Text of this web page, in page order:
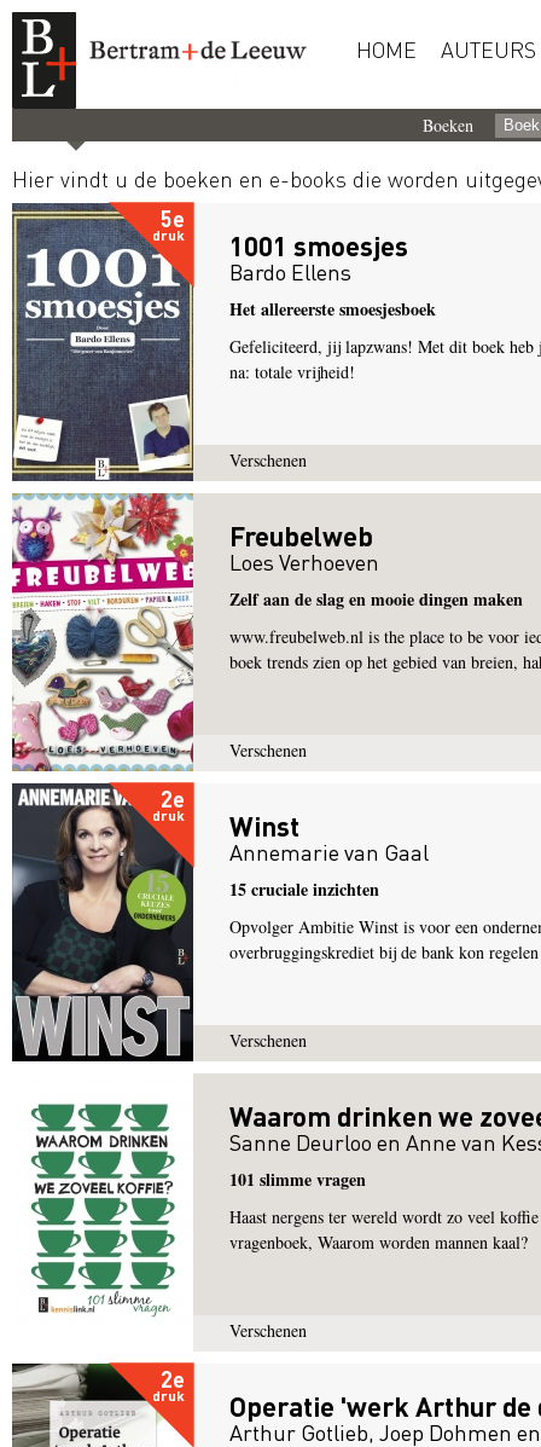
HOME AUTEURS
Boeken
Hier vindt u de boeken en e-books die worden
5e
druk 1001 smoesjes
Bardo Ellens
Het allereerste smoesjesboek
Gefeliciteerd, jij lapzwans! Met dit boek heb
na: totale vrijheid!
Verschenen
Freubelweb
Loes Verhoeven
Zelf aan de slag en mooie dingen maken
www.freubelweb.nl is the place to be voor
boek trends zien op het gebied van breien,
Verschenen
2e
druk Winst
Annemarie van Gaal
15 cruciale inzichten
Opvolger Ambitie Winst is voor een
overbruggingskrediet bij de bank kon
Verschenen
Waarom drinken we
Sanne Deurloo en Anne van
101 slimme vragen
Haast nergens ter wereld wordt zo veel
vragenboek, Waarom worden mannen kaal?
Verschenen
2e
druk Operatie 'werk Arthur de
Arthur Gotlieb, Joep Dohmen